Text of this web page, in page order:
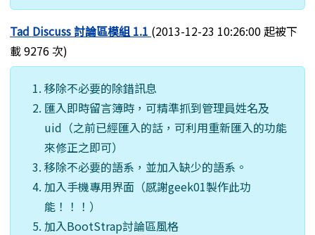
Tad Discuss 討論區模組 1.1 (2013-12-23 10:26:00 起被下
載 9276 次)
移除不必要的除錯訊息
匯入即時留言簿時，可精準抓到管理員姓名及
uid（之前已經匯入的話，可利用重新匯入的功能
來修正之即可）
移除不必要的語系，並加入缺少的語系。
加入手機專用界面（感謝geek01製作此功
能！！！）
加入BootStrap討論區風格